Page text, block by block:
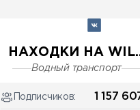
НАХОДКИ НА
Водный транспорт
Подписчиков: 1 157